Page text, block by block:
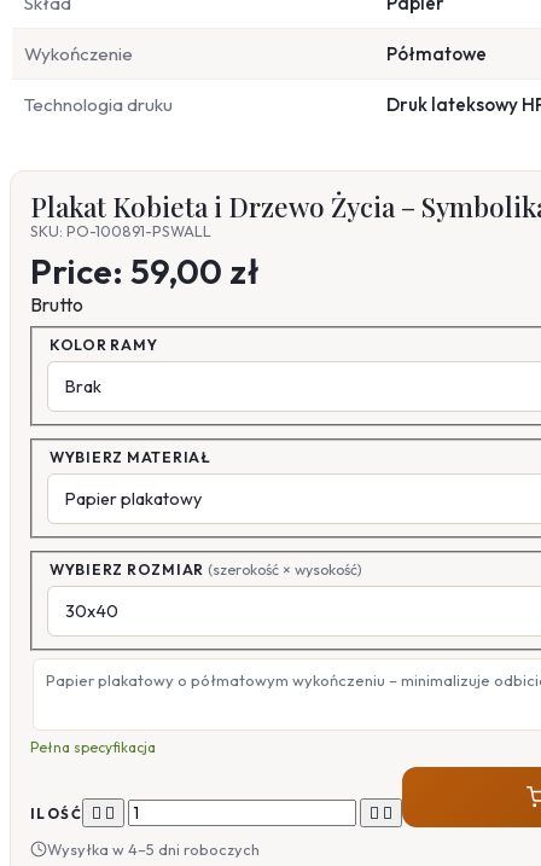
Wykończenie Półmatowe
Technologia druku Druk lateksowy
Plakat Kobieta i Drzewo Życia –
SKU: PO-100891-PSWALL
Price: 59,00 zł
Brutto
KOLOR RAMY
WYBIERZ MATERIAŁ
WYBIERZ ROZMIAR (szerokość × wysokość)
Papier plakatowy o półmatowym wykończeniu – minimalizuje
Pełna specyfikacja
ILOŚĆ    
Wysyłka w 4–5 dni roboczych